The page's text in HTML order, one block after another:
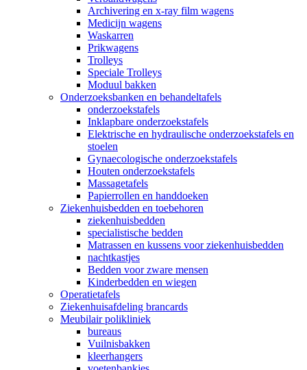
Archivering en x-ray film wagens
Medicijn wagens
Waskarren
Prikwagens
Trolleys
Speciale Trolleys
Moduul bakken
Onderzoeksbanken en behandeltafels
onderzoekstafels
Inklapbare onderzoekstafels
Elektrische en hydraulische onderzoekstafels en
stoelen
Gynaecologische onderzoekstafels
Houten onderzoekstafels
Massagetafels
Papierrollen en handdoeken
Ziekenhuisbedden en toebehoren
ziekenhuisbedden
specialistische bedden
Matrassen en kussens voor ziekenhuisbedden
nachtkastjes
Bedden voor zware mensen
Kinderbedden en wiegen
Operatietafels
Ziekenhuisafdeling brancards
Meubilair polikliniek
bureaus
Vuilnisbakken
kleerhangers